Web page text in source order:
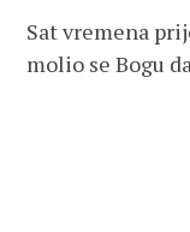
Sat vremena
molio se Bogu